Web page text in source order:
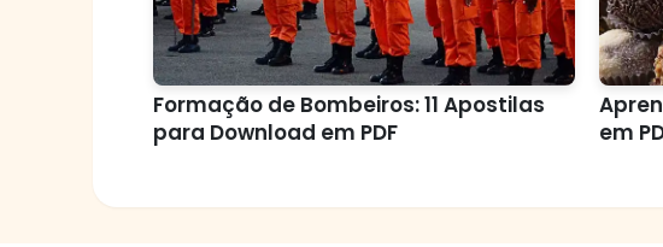
Formação de Bombeiros: 11 Apostilas
para Download em PDF
em